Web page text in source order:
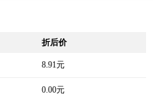
折后价
8.91元
0.00元